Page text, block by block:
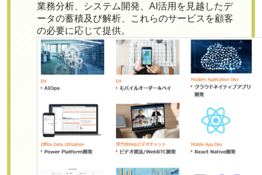
業務分析、システム開発、AI活用を見越したデ
ータの蓄積及び解析、これらのサービスを顧客
の必要に応じて提供。